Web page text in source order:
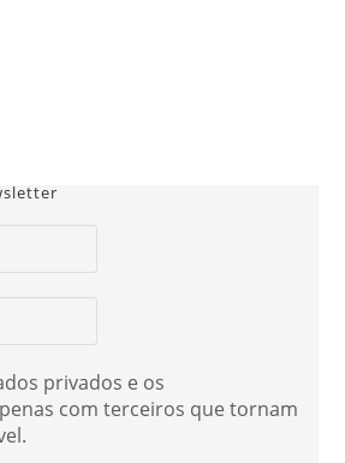
privados e os
com terceiros que tornam